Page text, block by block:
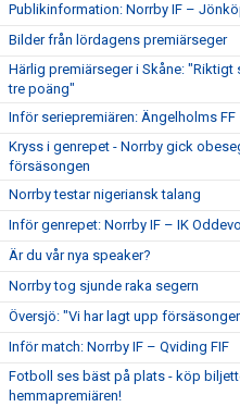
Publikinformation: Norrby IF –
Bilder från lördagens premiärseger
Härlig premiärseger i Skåne: "Riktigt
tre poäng"
Inför seriepremiären: Ängelholms FF
Kryss i genrepet - Norrby gick
försäsongen
Norrby testar nigeriansk talang
Inför genrepet: Norrby IF – IK
Är du vår nya speaker?
Norrby tog sjunde raka segern
Översjö: "Vi har lagt upp
Inför match: Norrby IF – Qviding FIF
Fotboll ses bäst på plats - köp
hemmapremiären!